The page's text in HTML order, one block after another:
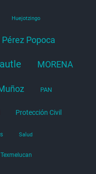
Huejotzingo
Pérez Popoca
MORENA
PAN
Protección Civil
Salud